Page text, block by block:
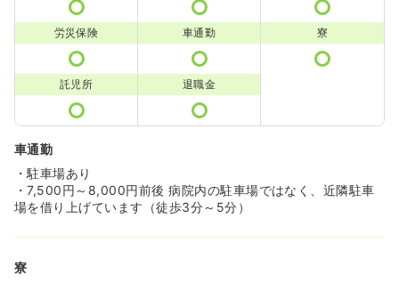
労災保険 車通勤 寮
託児所 退職金
車通勤
・駐車場あり
・7,500円～8,000円前後 病院内の駐車場ではなく、近隣駐車
場を借り上げています（徒歩3分～5分）
寮